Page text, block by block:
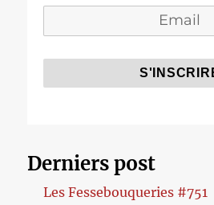
Derniers post
Les Fessebouqueries #751